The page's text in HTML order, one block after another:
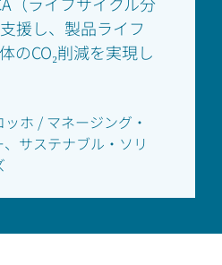
援し、製品ライフ
のCO₂削減を実現し
ホ / マネージング・
サステナブル・ソリ